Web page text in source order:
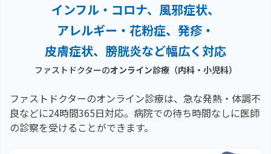
インフル・コロナ、風邪症状、
アレルギー・花粉症、 発疹・
皮膚症状、膀胱炎など幅広く対応
ファストドクターのオンライン診療（内科・小児科）
ファストドクターのオンライン診療は、急な発熱・体調不
良などに24時間365日対応。 病院での待ち時間なしに医師
の診察を受けることができます。